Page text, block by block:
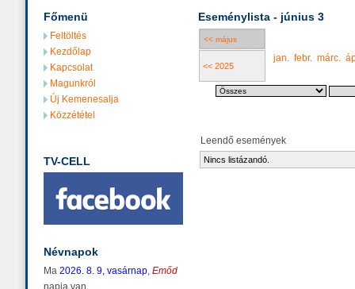
Főmenü
Feltöltés
Kezdőlap
Kapcsolat
Magunkról
Új Kemenesalja
Közzététel
TV-CELL
Névnapok
Ma 2026. 8. 9, vasárnap, Emőd
napja van.
Eseménylista - június 3
<< május
<< 2025
jan. febr. márc.
Leendő események
Nincs listázandó.